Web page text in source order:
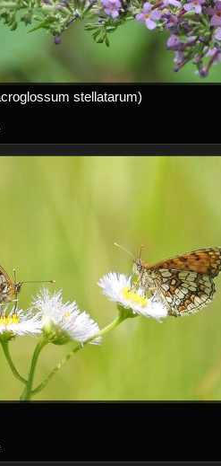
stellatarum)